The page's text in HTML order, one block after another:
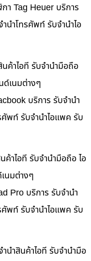
า Tag Heuer บริการ
นำโทรศัพท์ รับจำนำไอ
ค้าไอที รับจำนำมือถือ
ด์เนมต่างๆ
บริการ รับจำนำ
พท์ รับจำนำไอแพค รับ
าไอที รับจำนำมือถือ ไอ
นมต่างๆ
Pro บริการ รับจำนำ
พท์ รับจำนำไอแพค รับ
นำสินค้าไอที รับจำนำมือ